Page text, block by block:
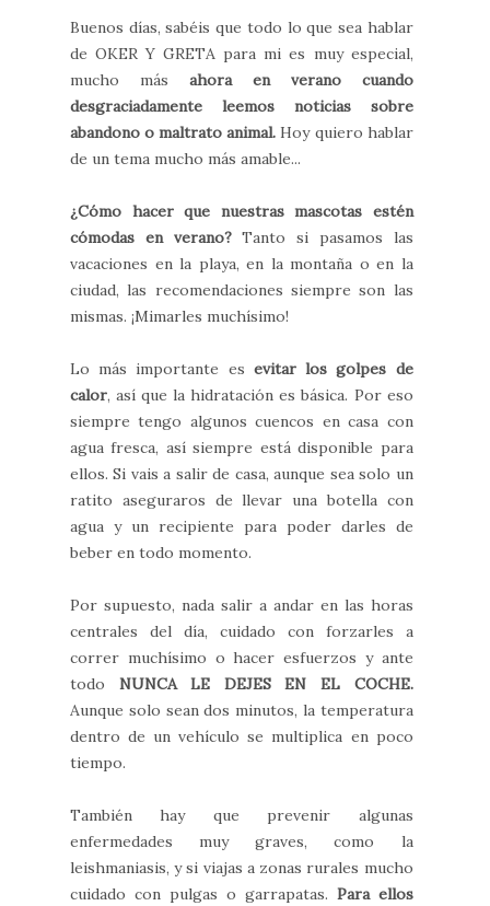
Buenos días, sabéis que todo lo que sea hablar
de OKER Y GRETA para mi es muy especial,
mucho más ahora en verano cuando
desgraciadamente leemos noticias sobre
abandono o maltrato animal. Hoy quiero hablar
de un tema mucho más amable...
¿Cómo hacer que nuestras mascotas estén
cómodas en verano?Tanto si pasamos las
vacaciones en la playa, en la montaña o en la
ciudad, las recomendaciones siempre son las
mismas. ¡Mimarles muchísimo!
Lo más importante es evitar los golpes de
calor, así que la hidratación es básica. Por eso
siempre tengo algunos cuencos en casa con
agua fresca, así siempre está disponible para
ellos. Si vais a salir de casa, aunque sea solo un
ratito aseguraros de llevar una botella con
agua y un recipiente para poder darles de
beber en todo momento.
Por supuesto, nada salir a andar en las horas
centrales del día, cuidado con forzarles a
correr muchísimo o hacer esfuerzos y ante
todo NUNCA LE DEJES EN EL COCHE.
Aunque solo sean dos minutos, la temperatura
dentro de un vehículo se multiplica en poco
tiempo.
También hay que prevenir algunas
enfermedades muy graves, como la
leishmaniasis, y si viajas a zonas rurales mucho
cuidado con pulgas o garrapatas. Para ellos